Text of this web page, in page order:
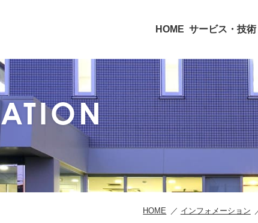
HOME サービス・技術
HOME インフォメーション